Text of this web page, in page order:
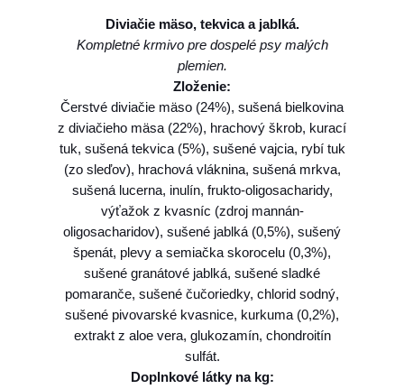
r
m
a
N
&
D
d
o
g
P
U
M
P
K
Diviačie mäso, tekvica a jablká.
Kompletné krmivo pre dospelé psy malých
plemien.
Zloženie:
Čerstvé diviačie mäso (24%), sušená bielkovina
z diviačieho mäsa (22%), hrachový škrob, kurací
tuk, sušená tekvica (5%), sušené vajcia, rybí tuk
(zo sleďov), hrachová vláknina, sušená mrkva,
sušená lucerna, inulín, frukto-oligosacharidy,
výťažok z kvasníc (zdroj mannán-
oligosacharidov), sušené jablká (0,5%), sušený
špenát, plevy a semiačka skorocelu (0,3%),
sušené granátové jablká, sušené sladké
pomaranče, sušené čučoriedky, chlorid sodný,
sušené pivovarské kvasnice, kurkuma (0,2%),
extrakt z aloe vera, glukozamín, chondroitín
sulfát.
Doplnkové látky na kg: